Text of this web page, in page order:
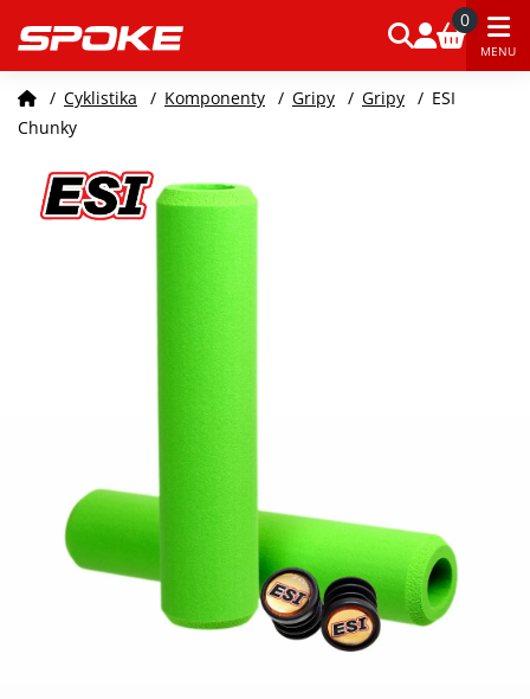
0
MENU
/ Cyklistika / Komponenty / Gripy / Gripy / ESI
Chunky